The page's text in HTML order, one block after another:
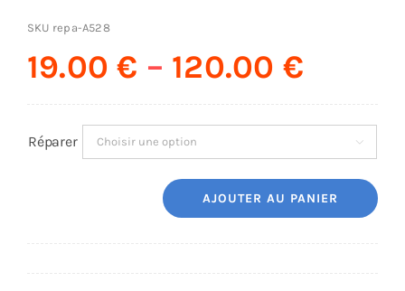
SKU repa-A528
19.00€ – 120.00 €
Réparer 
AJOUTER AU PANIER